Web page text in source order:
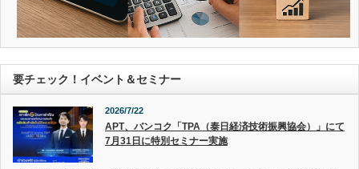
要チェック！イベント＆セミナー
2026/7/22
APT、バンコク「TPA（泰日経済技術振興協会）」にて
7月31日に特別セミナー実施